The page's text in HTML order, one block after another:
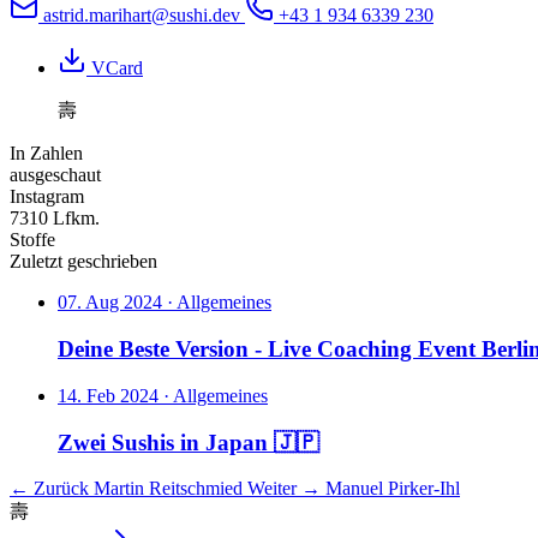
astrid.marihart@sushi.dev +43 1 934 6339 230
VCard
壽
In Zahlen
ausgeschaut
Instagram
7310 Lfkm.
Stoffe
Zuletzt geschrieben
07. Aug 2024 · Allgemeines
Deine Beste Version - Live Coaching Event
14. Feb 2024 · Allgemeines
Zwei Sushis in Japan 🇯🇵
← Zurück Martin Reitschmied Weiter → Manuel Pirker-Ihl
壽